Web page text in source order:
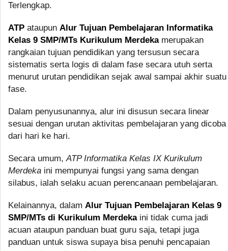
Terlengkap.
ATP ataupun Alur Tujuan Pembelajaran Informatika
Kelas 9 SMP/MTs Kurikulum Merdekamerupakan
rangkaian tujuan pendidikan yang tersusun secara
sistematis serta logis di dalam fase secara utuh serta
menurut urutan pendidikan sejak awal sampai akhir suatu
fase.
Dalam penyusunannya, alur ini disusun secara linear
sesuai dengan urutan aktivitas pembelajaran yang dicoba
dari hari ke hari.
Secara umum,ATP Informatika Kelas IX Kurikulum
Merdeka ini mempunyai fungsi yang sama dengan
silabus, ialah selaku acuan perencanaan pembelajaran.
Kelainannya, dalam Alur Tujuan Pembelajaran Kelas 9
SMP/MTs di Kurikulum Merdekaini tidak cuma jadi
acuan ataupun panduan buat guru saja, tetapi juga
panduan untuk siswa supaya bisa penuhi pencapaian